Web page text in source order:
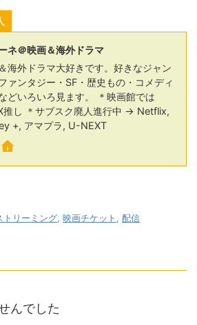
ネ＠映画＆海外ドラマ
海外ドラマ大好きです。好きなジャン
ァンタジー・SF・歴史もの・コメディ
どいろいろ見ます。 ＊映画館では
推し ＊サブスク廃人進行中 → Netflix,
+, アマプラ, U-NEXT
トリーミング 映画チケット 配信
んでした